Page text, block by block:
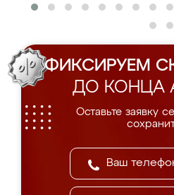
ФИКСИРУЕМ
ДО КОНЦА
Оставьте заявку